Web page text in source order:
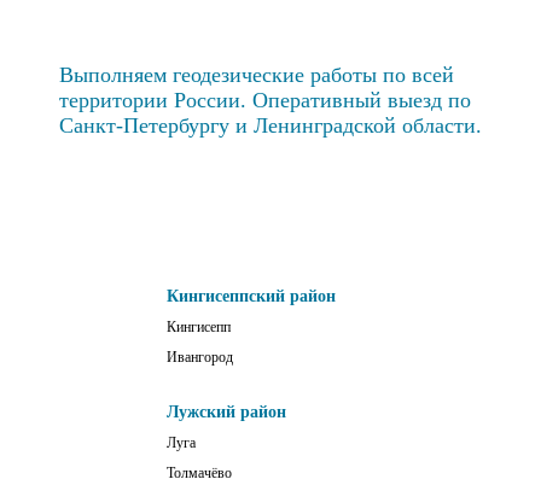
Выполняем геодезические работы по всей
территории России. Оперативный выезд по
Санкт-Петербургу и Ленинградской области.
Кингисеппский район
Кингисепп
Ивангород
Лужский район
Луга
Толмачёво